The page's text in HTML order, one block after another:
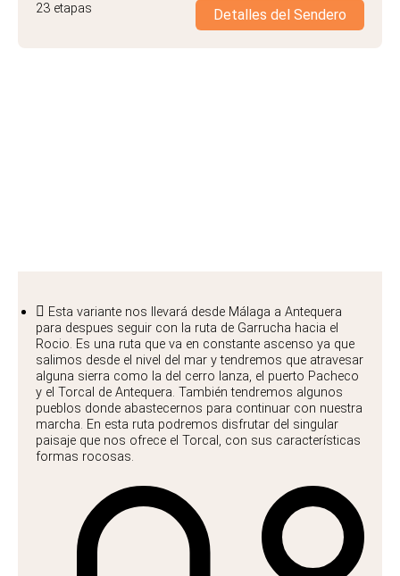
23 etapas Detalles del Sendero
Esta variante nos llevará desde Málaga a Antequera
para despues seguir con la ruta de Garrucha hacia el
Rocio. Es una ruta que va en constante ascenso ya que
salimos desde el nivel del mar y tendremos que atravesar
alguna sierra como la del cerro lanza, el puerto Pacheco
y el Torcal de Antequera. También tendremos algunos
pueblos donde abastecernos para continuar con nuestra
marcha. En esta ruta podremos disfrutar del singular
paisaje que nos ofrece el Torcal, con sus características
formas rocosas.